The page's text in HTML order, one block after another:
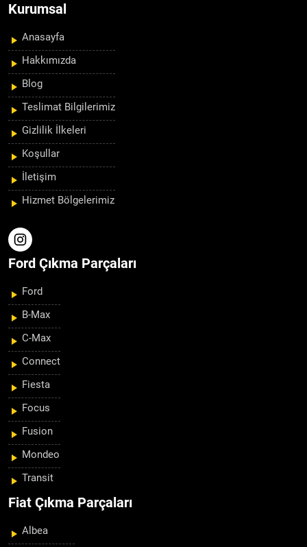
Kurumsal
Anasayfa
Hakkımızda
Blog
Teslimat Bilgilerimiz
Gizlilik İlkeleri
Koşullar
İletişim
Hizmet Bölgelerimiz
Ford Çıkma Parçaları
Ford
B-Max
C-Max
Connect
Fiesta
Focus
Fusion
Mondeo
Transit
Fiat Çıkma Parçaları
Albea